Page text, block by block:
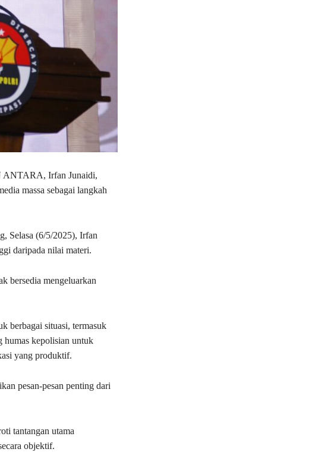
ANTARA, Irfan Junaidi,
massa sebagai langkah
Selasa (6/5/2025), Irfan
daripada nilai materi.
bersedia mengeluarkan
berbagai situasi, termasuk
humas kepolisian untuk
yang produktif.
pesan-pesan penting dari
tantangan utama
objektif.